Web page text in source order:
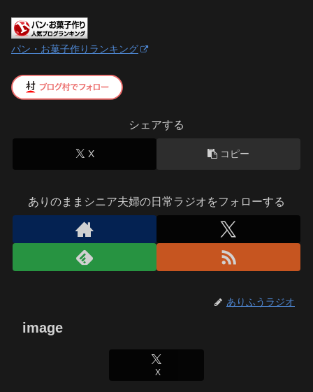
パン・お菓子作りランキング
シェアする
X コピー
ありのままシニア夫婦の日常ラジオをフォローする
ありふうラジオ
image
X